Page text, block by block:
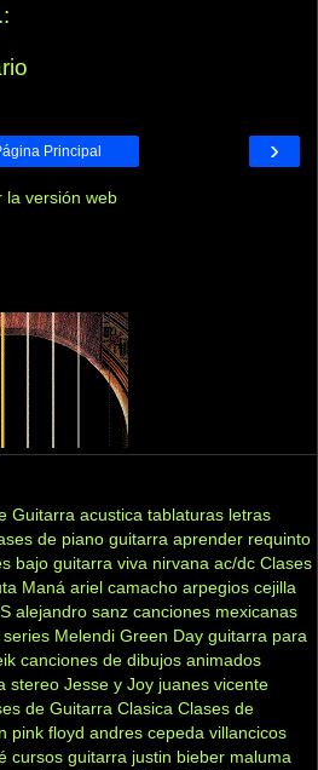
›
Principal
la versión web
Guitarra acustica tablaturas letras
de piano guitarra aprender requinto
bajo guitarra viva nirvana ac/dc Clases
Maná ariel camacho arpegios cejilla
alejandro sanz canciones mexicanas
series Melendi Green Day guitarra para
canciones de dibujos animados
stereo Jesse y Joy juanes vicente
de Guitarra Clasica Clases de
pink floyd andres cepeda villancicos
cursos guitarra justin bieber maluma